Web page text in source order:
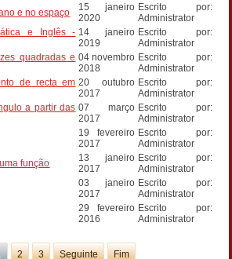
e no espaço
15 janeiro
2020
Escrito por:
Administrator
e Inglês - 14 janeiro
2019
Escrito por:
Administrator
quadradas e 04 novembro
2018
Escrito por:
Administrator
de recta em 20 outubro
2017
Escrito por:
Administrator
a partir das 07 março
2017
Escrito por:
Administrator
19 fevereiro
2017
Escrito por:
Administrator
função
13 janeiro
2017
Escrito por:
Administrator
03 janeiro
2017
Escrito por:
Administrator
29 fevereiro
2016
Escrito por:
Administrator
2 3 Seguinte Fim